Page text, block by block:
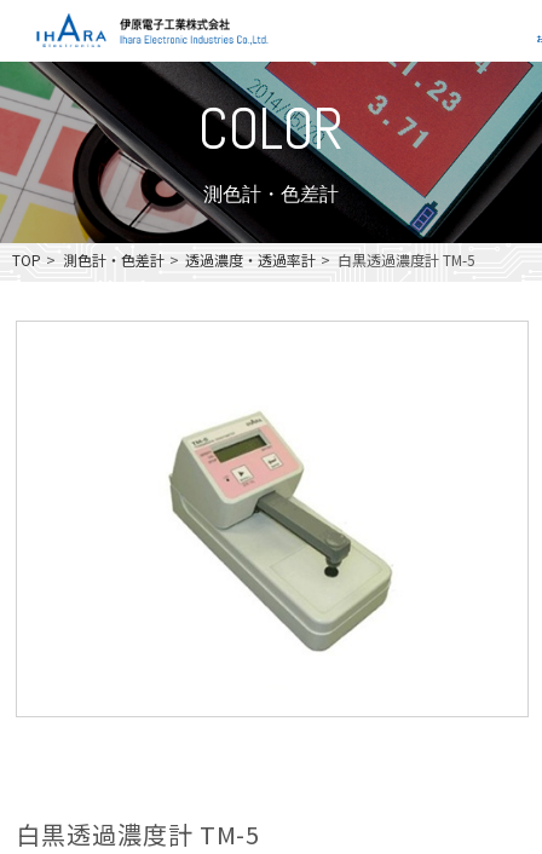
COLOR
測色計・色差計
TOP > 測色計・色差計>透過濃度・透過率計 > 白黒透過濃度計 TM-5
白黒透過濃度計 TM-5